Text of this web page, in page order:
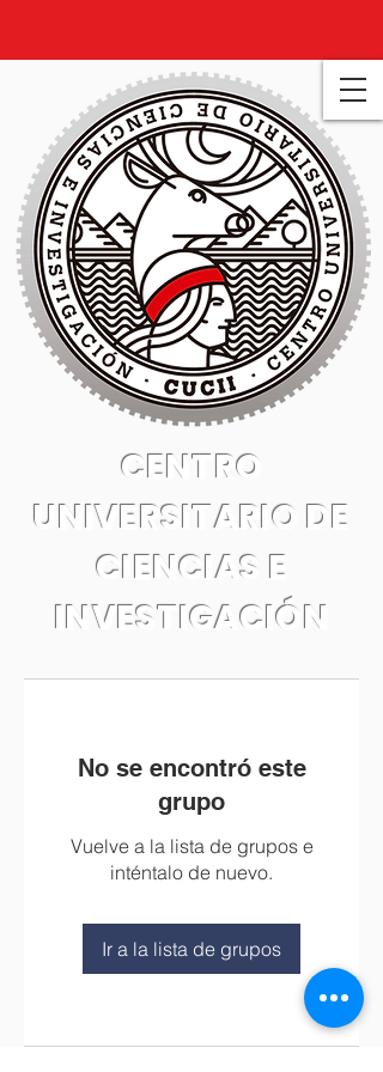
CENTRO
UNIVERSITARIO DE
CIENCIAS E
INVESTIGACIÓN
No se encontró este
grupo
Vuelve a la lista de grupos e
inténtalo de nuevo.
Ir a la lista de grupos